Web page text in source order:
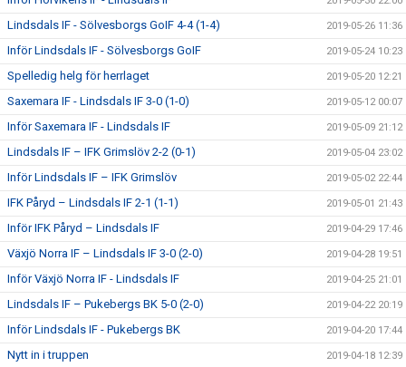
Lindsdals IF - Sölvesborgs GoIF 4-4 (1-4) 2019-05-26 11:36
Inför Lindsdals IF - Sölvesborgs GoIF 2019-05-24 10:23
Spelledig helg för herrlaget 2019-05-20 12:21
Saxemara IF - Lindsdals IF 3-0 (1-0) 2019-05-12 00:07
Inför Saxemara IF - Lindsdals IF 2019-05-09 21:12
Lindsdals IF – IFK Grimslöv 2-2 (0-1) 2019-05-04 23:02
Inför Lindsdals IF – IFK Grimslöv 2019-05-02 22:44
IFK Påryd – Lindsdals IF 2-1 (1-1) 2019-05-01 21:43
Inför IFK Påryd – Lindsdals IF 2019-04-29 17:46
Växjö Norra IF – Lindsdals IF 3-0 (2-0) 2019-04-28 19:51
Inför Växjö Norra IF - Lindsdals IF 2019-04-25 21:01
Lindsdals IF – Pukebergs BK 5-0 (2-0) 2019-04-22 20:19
Inför Lindsdals IF - Pukebergs BK 2019-04-20 17:44
Nytt in i truppen 2019-04-18 12:39